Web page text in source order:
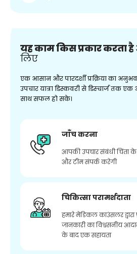
यह काम किस प्रकार करता है
लिए
एक आसान और पारदर्शी प्रक्रिया का
उपचार यात्रा डिस्कवरी से डिस्चार्ज तक
साथ सफल हो सके।
जाँच करना
आपकी उपचार संबंधी चिंता के
और टीम संपर्क करेगी
चिकित्सा परामर्शदाता
हमारे मेडिकल काउंसलर द्वारा
जानकारी का विश्वसनीय
के बाद एक सहायता